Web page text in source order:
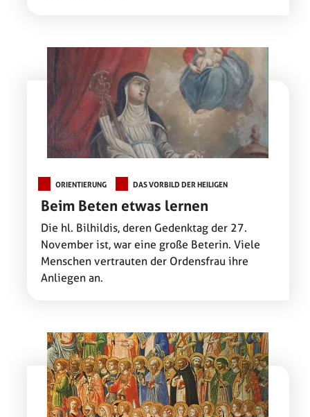
ORIENTIERUNG DAS VORBILD DER HEILIGEN
Beim Beten etwas lernen
Die hl. Bilhildis, deren Gedenktag der 27.
November ist, war eine große Beterin. Viele
Menschen vertrauten der Ordensfrau ihre
Anliegen an.